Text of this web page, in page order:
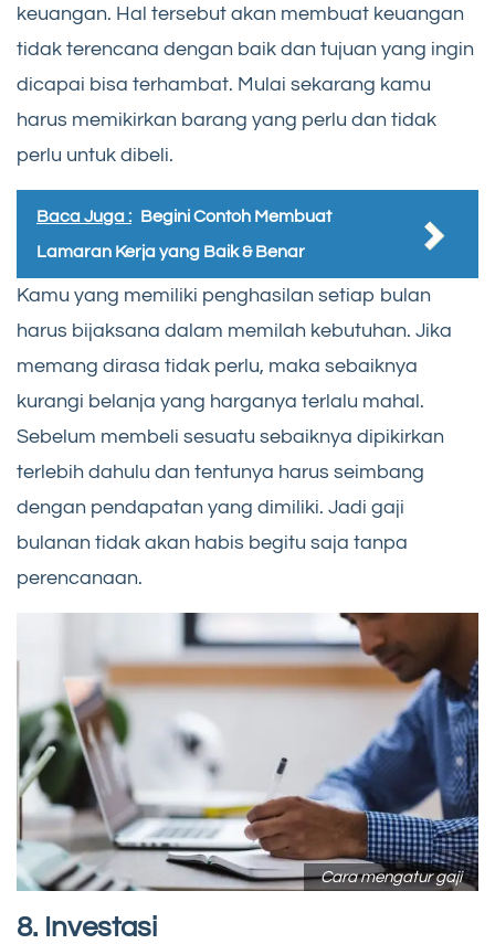
keuangan. Hal tersebut akan membuat keuangan
tidak terencana dengan baik dan tujuan yang ingin
dicapai bisa terhambat. Mulai sekarang kamu
harus memikirkan barang yang perlu dan tidak
perlu untuk dibeli.
Baca Juga : Begini Contoh Membuat
Lamaran Kerja yang Baik & Benar
Kamu yang memiliki penghasilan setiap bulan
harus bijaksana dalam memilah kebutuhan. Jika
memang dirasa tidak perlu, maka sebaiknya
kurangi belanja yang harganya terlalu mahal.
Sebelum membeli sesuatu sebaiknya dipikirkan
terlebih dahulu dan tentunya harus seimbang
dengan pendapatan yang dimiliki. Jadi gaji
bulanan tidak akan habis begitu saja tanpa
perencanaan.
Cara mengatur gaji
8. Investasi